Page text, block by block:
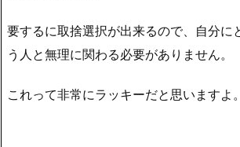
要するに取捨選択が出来るので、自分に
う人と無理に関わる必要がありません。
これって非常にラッキーだと思いますよ。